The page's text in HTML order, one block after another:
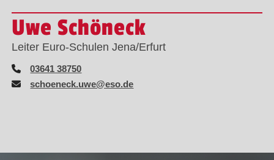
Uwe Schöneck
Leiter Euro-Schulen Jena/Erfurt
03641 38750
schoeneck.uwe@eso.de